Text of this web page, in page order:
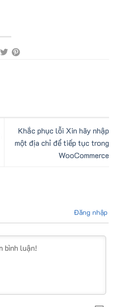
Khắc phục lỗi Xin hãy nhập
một địa chỉ để tiếp tục trong
WooCommerce
Đăng nhập